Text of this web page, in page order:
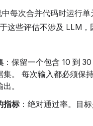
每次合并代码时运行单
这些评估不涉及 LLM，
：保留一个包含 10 到
集。 每次输入都必须保
。
指标：绝对通过率。目